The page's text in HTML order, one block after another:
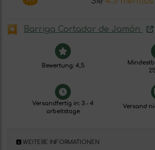
Barriga Cortador de Jamón
Bewertung: 4,5
Versandfertig in: 3 - 4
arbeitstage
Versand
WEITERE INFORMATIONEN